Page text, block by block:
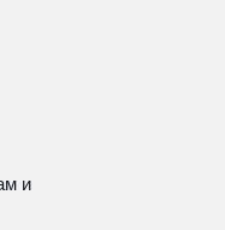
и